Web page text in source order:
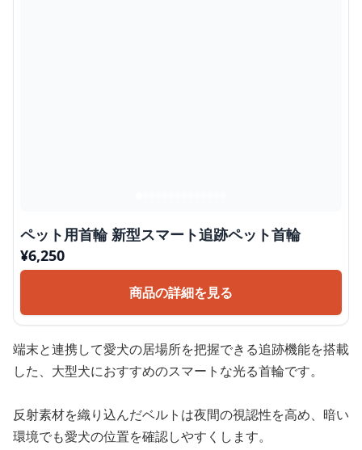
ペット用首輪 新型スマート追跡ペット首輪
¥6,250
商品の詳細を見る
端末と連携して愛犬の居場所を把握できる追跡機能を搭載
した、大型犬におすすめのスマートな光る首輪です。
反射素材を織り込んだベルトは夜間の視認性を高め、暗い
環境でも愛犬の位置を確認しやすくします。